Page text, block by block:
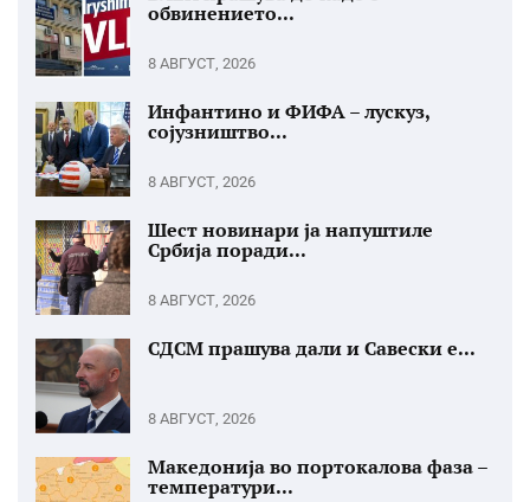
обвинението...
8 АВГУСТ, 2026
Инфантино и ФИФА – лускуз,
сојузништво...
8 АВГУСТ, 2026
Шест новинари ја напуштиле
Србија поради...
8 АВГУСТ, 2026
СДСМ прашува дали и Савески е...
8 АВГУСТ, 2026
Македонија во портокалова фаза –
температури...